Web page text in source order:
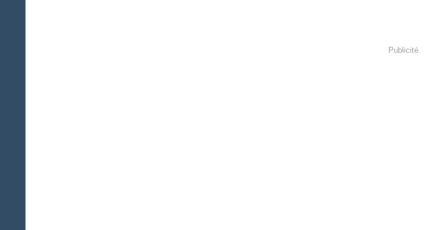
Publicité